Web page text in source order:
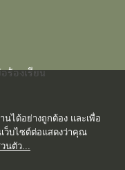
ร้องเรียน
นได้อย่างถูกต้อง และเพื่อ
เว็บไซต์ต่อแสดงว่าคุณ
นตัว...